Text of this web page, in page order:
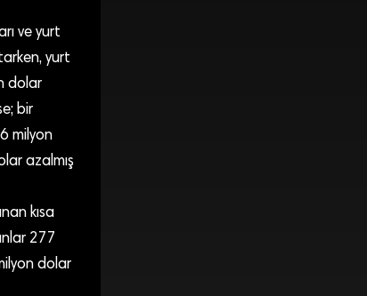
ve yurt
yurt
dolar
bir
milyon
azalmış
kısa
277
dolar